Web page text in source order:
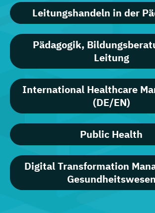
Leitungshandeln in der
Pädagogik,
Leitung
International Healthcare
(DE/EN)
Public Health
Digital Transformation
Gesundheitswesen